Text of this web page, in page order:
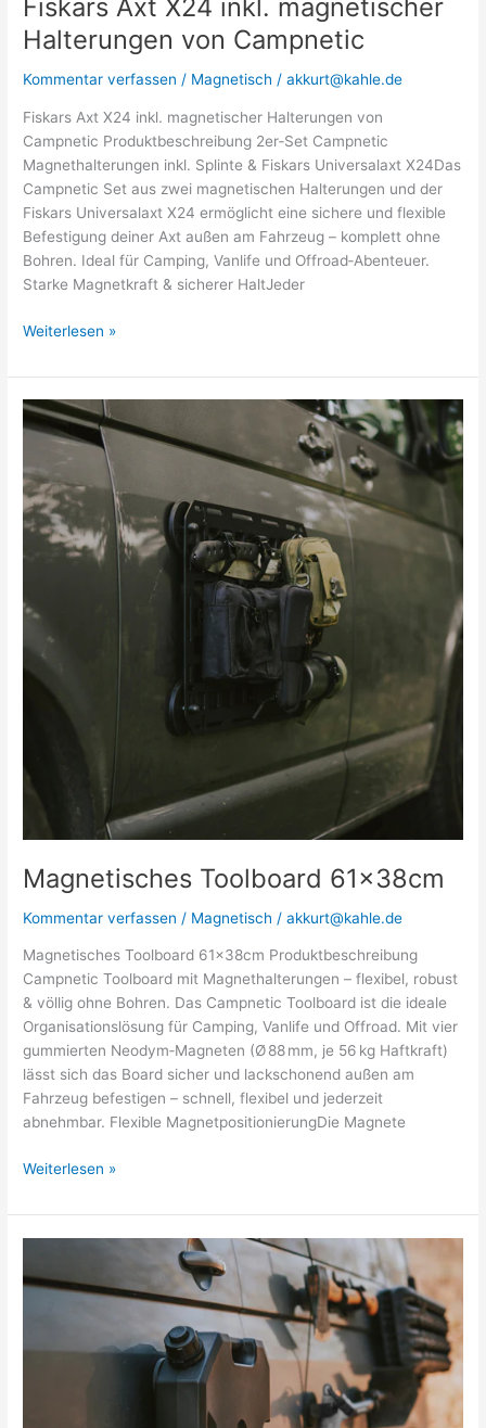
Fiskars Axt X24 inkl. magnetischer
Halterungen von Campnetic
Kommentar verfassen / Magnetisch /akkurt@kahle.de
Fiskars Axt X24 inkl. magnetischer Halterungen von
Campnetic Produktbeschreibung 2er‑Set Campnetic
Magnethalterungen inkl. Splinte & Fiskars Universalaxt X24Das
Campnetic Set aus zwei magnetischen Halterungen und der
Fiskars Universalaxt X24 ermöglicht eine sichere und flexible
Befestigung deiner Axt außen am Fahrzeug – komplett ohne
Bohren. Ideal für Camping, Vanlife und Offroad‑Abenteuer.
Starke Magnetkraft & sicherer HaltJeder
Weiterlesen »
Magnetisches Toolboard 61x38cm
Kommentar verfassen / Magnetisch /akkurt@kahle.de
Magnetisches Toolboard 61x38cm Produktbeschreibung
Campnetic Toolboard mit Magnethalterungen – flexibel, robust
& völlig ohne Bohren. Das Campnetic Toolboard ist die ideale
Organisationslösung für Camping, Vanlife und Offroad. Mit vier
gummierten Neodym‑Magneten (Ø 88 mm, je 56 kg Haftkraft)
lässt sich das Board sicher und lackschonend außen am
Fahrzeug befestigen – schnell, flexibel und jederzeit
abnehmbar. Flexible MagnetpositionierungDie Magnete
Magnetisches
Toolboard
61x38cm
Weiterlesen »
7,5L